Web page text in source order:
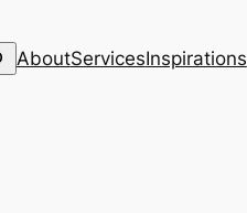
AboutServicesInspirations